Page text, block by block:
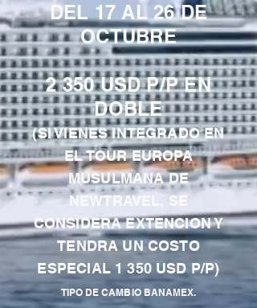
DEL 17 AL 26 DE
OCTUBRE
2 350 USD P/P EN
DOBLE
(SI VIENES INTEGRADO EN
EL TOUR EUROPA
MUSULMANA DE
NEWTRAVEL, SE
CONSIDERA EXTENCION Y
TENDRA UN COSTO
ESPECIAL 1 350 USD P/P)
TIPO DE CAMBIO BANAMEX.